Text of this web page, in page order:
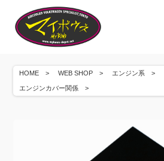
HOME WEB SHOP エンジン系
エンジンカバー関係